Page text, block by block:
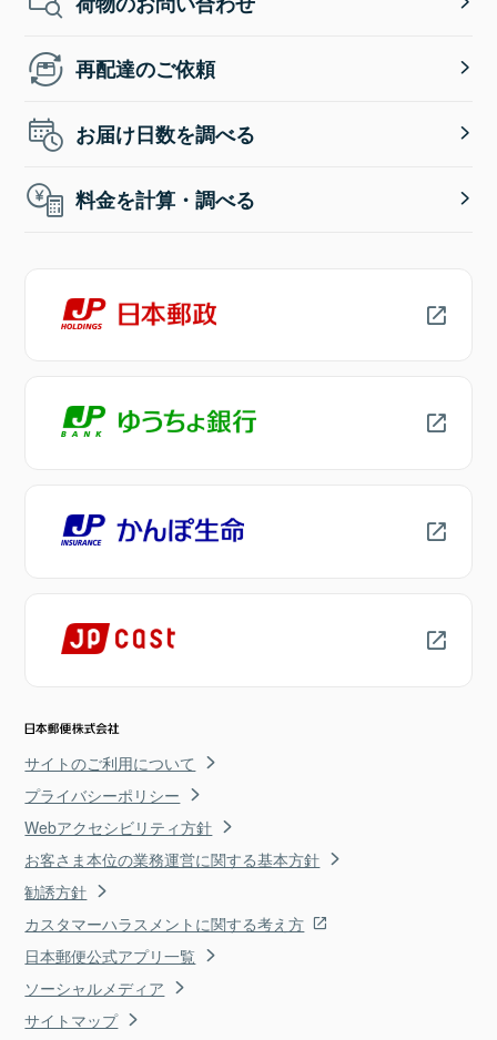
再配達のご依頼
お届け日数を調べる
料金を計算・調べる
サイトのご利用について
プライバシーポリシー
Webアクセシビリティ方針
お客さま本位の業務運営に関する基本方針
勧誘方針
カスタマーハラスメントに関する考え方
日本郵便公式アプリ一覧
ソーシャルメディア
サイトマップ